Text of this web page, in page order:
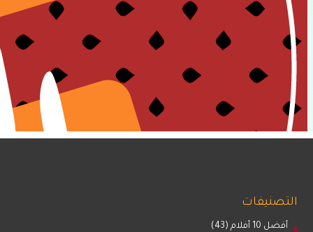
التصنيفات
أفضل 10 أفلام (43)